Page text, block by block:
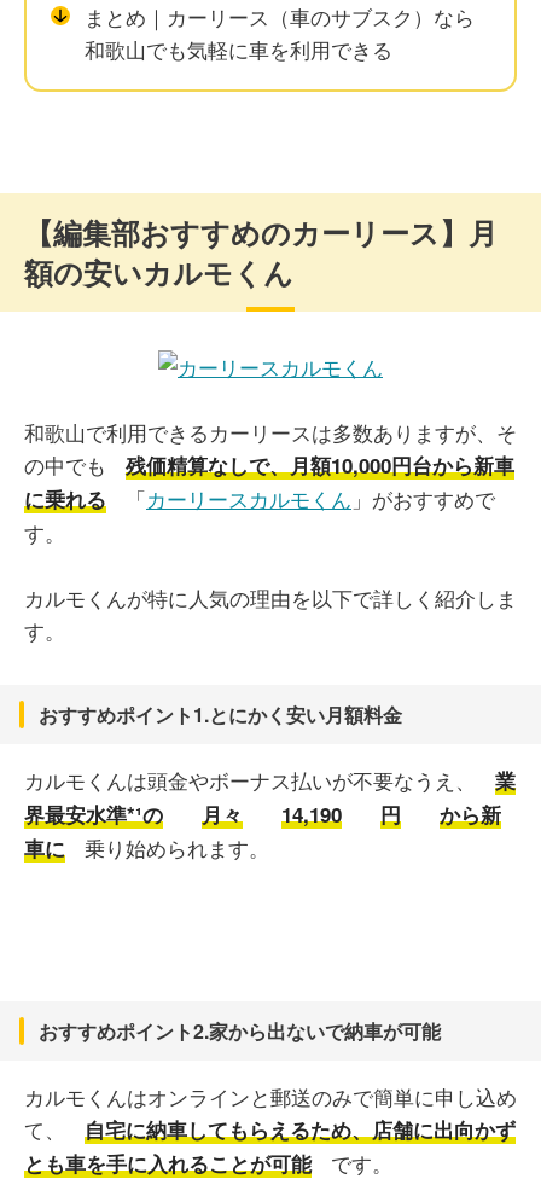
まとめ｜カーリース（車のサブスク）なら
和歌山でも気軽に車を利用できる
【編集部おすすめのカーリース】月
額の安いカルモくん
和歌山で利用できるカーリースは多数ありますが、そ
の中でも
残価精算なしで、月額10,000円台から新車
に乗れる
「カーリースカルモくん 」がおすすめで
す。
カルモくんが特に人気の理由を以下で詳しく紹介しま
す。
おすすめポイント1.とにかく安い月額料金
カルモくんは頭金やボーナス払いが不要なうえ、
業
界最安水準*¹の
月々 14,190 円
から新
車に
乗り始められます。
おすすめポイント2.家から出ないで納車が可能
カルモくんはオンラインと郵送のみで簡単に申し込め
て、
自宅に納車してもらえるため、店舗に出向かず
とも車を手に入れることが可能
です。